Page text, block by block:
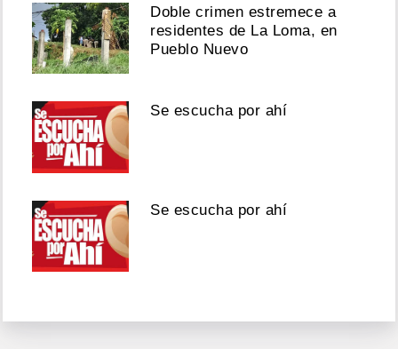
Doble crimen estremece a
residentes de La Loma, en
Pueblo Nuevo
Se escucha por ahí
Se escucha por ahí